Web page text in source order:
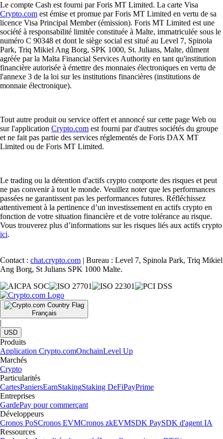
Le compte Cash est fourni par Foris MT Limited. La carte Visa
Crypto.com est émise et promue par Foris MT Limited en vertu de sa
licence Visa Principal Member (émission). Foris MT Limited est une
société à responsabilité limitée constituée à Malte, immatriculée sous le
numéro C 90348 et dont le siège social est situé au Level 7, Spinola
Park, Triq Mikiel Ang Borg, SPK 1000, St. Julians, Malte, dûment
agréée par la Malta Financial Services Authority en tant qu'institution
financière autorisée à émettre des monnaies électroniques en vertu de
l'annexe 3 de la loi sur les institutions financières (institutions de
monnaie électronique).
Tout autre produit ou service offert et annoncé sur cette page Web ou
sur l'application Crypto.com est fourni par d'autres sociétés du groupe
et ne fait pas partie des services réglementés de Foris DAX MT
Limited ou de Foris MT Limited.
Le trading ou la détention d'actifs crypto comporte des risques et peut
ne pas convenir à tout le monde. Veuillez noter que les performances
passées ne garantissent pas les performances futures. Réfléchissez
attentivement à la pertinence d’un investissement en actifs crypto en
fonction de votre situation financière et de votre tolérance au risque.
Vous trouverez plus d’informations sur les risques liés aux actifs crypto
ici.
Contact : chat.crypto.com | Bureau : Level 7, Spinola Park, Triq Mikiel
Ang Borg, St Julians SPK 1000 Malte.
Français
|
USD
Produits
Application Crypto.comOnchainLevel Up
Marchés
Crypto
Particularités
CartesPaniersEarnStakingStaking DeFiPayPrime
Entreprises
GardePay pour commerçant
Développeurs
Cronos PoSCronos EVMCronos zkEVMSDK PaySDK d'agent IA
Ressources